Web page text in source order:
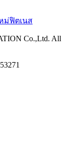
ม่ฟิตเนส
Co.,Ltd. All